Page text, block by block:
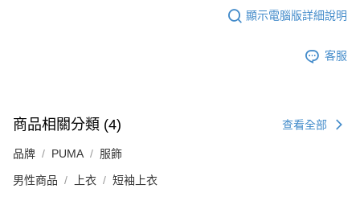
顯示電腦版詳細說明
客服
商品相關分類 (4) 查看全部
品牌 PUMA 服飾
男性商品 上衣 短袖上衣